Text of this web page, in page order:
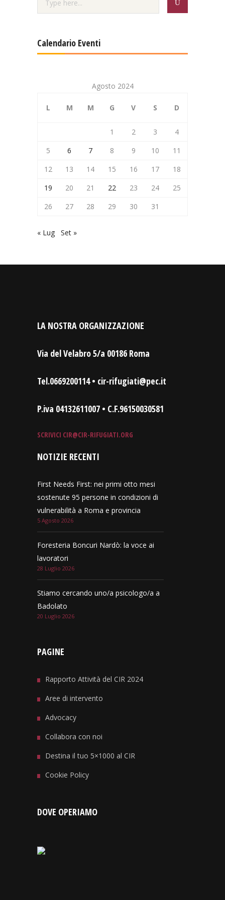
Calendario Eventi
Agosto 2024
L M M G V S D
1 2 3
4
5
6 7 8 9 10
11
12
13 14 15 16 17
18
19
20 21 22 23 24
25
26
27 28 29 30 31
« Lug Set »
LA NOSTRA ORGANIZZAZIONE
Via del Velabro 5/a 00186 Roma
Tel.0669200114 • cir-rifugiati@pec.it
P.iva 04132611007 • C.F.96150030581
SCRIVICI CIR@CIR-RIFUGIATI.ORG
NOTIZIE RECENTI
First Needs First: nei primi otto mesi
sostenute 95 persone in condizioni di
vulnerabilità a Roma e provincia
5 Agosto 2026
Foresteria Boncuri Nardò: la voce ai
lavoratori
28 Luglio 2026
Stiamo cercando uno/a psicologo/a a
Badolato
20 Luglio 2026
PAGINE
Rapporto Attività del CIR 2024
Aree di intervento
Advocacy
Collabora con noi
Destina il tuo 5×1000 al CIR
Cookie Policy
DOVE OPERIAMO